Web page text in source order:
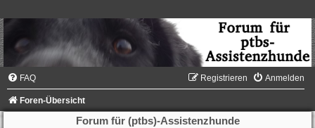
FAQ Anmelden
Registrieren
Foren-Übersicht
Forum für (ptbs)-Assistenzhunde